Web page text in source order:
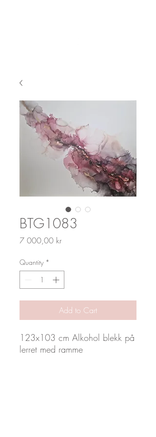
BTG1083
7 000,00 krPrice
Quantity *
Add to Cart
123x103 cm Alkohol blekk på
lerret med ramme